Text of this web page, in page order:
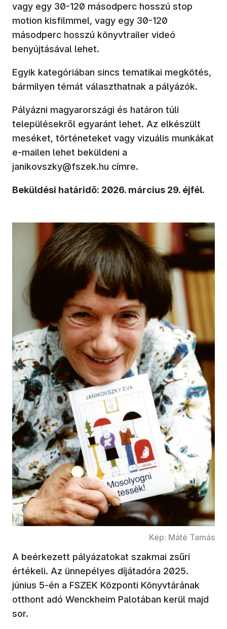
vagy egy 30-120 másodperc hosszú stop
motion kisfilmmel, vagy egy 30-120
másodperc hosszú könyvtrailer videó
benyújtásával lehet.
Egyik kategóriában sincs tematikai megkötés,
bármilyen témát választhatnak a pályázók.
Pályázni magyarországi és határon túli
településekről egyaránt lehet. Az elkészült
meséket, történeteket vagy vizuális munkákat
e-mailen lehet beküldeni a
janikovszky@fszek.hu címre.
Beküldési határidő: 2026. március 29. éjfél.
Kép: Máté Tamás
A beérkezett pályázatokat szakmai zsűri
értékeli. Az ünnepélyes díjátadóra 2025.
június 5-én a FSZEK Központi Könyvtárának
otthont adó Wenckheim Palotában kerül majd
sor.